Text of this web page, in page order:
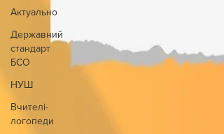
Актуально
Державний
стандарт
БСО
НУШ
Вчителі-
логопеди